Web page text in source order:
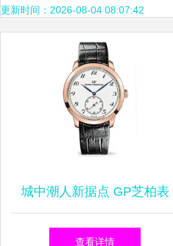
更新时间：2026-08-04 08:07:42
城中潮人新据点 GP芝柏表
2011全新产品预览与蒙娜丽莎
查看详情